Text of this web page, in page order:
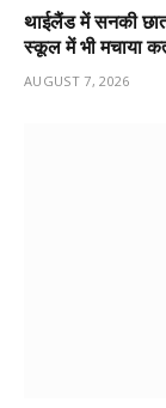
थाईलैंड में सनकी
स्कूल में भी मचाया
AUGUST 7, 2026